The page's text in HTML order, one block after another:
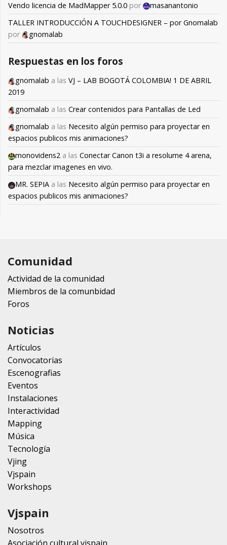
Vendo licencia de MadMapper 5.0.0 por
masanantonio
TALLER INTRODUCCIÓN A TOUCHDESIGNER – por Gnomalab
por
gnomalab
Respuestas en los foros
gnomalab a las VJ – LAB BOGOTÁ COLOMBIA! 1 DE ABRIL
2019
gnomalab a las Crear contenidos para Pantallas de Led
gnomalab a las Necesito algún permiso para proyectar en
espacios publicos mis animaciones?
monovidens2 a las Conectar Canon t3i a resolume 4 arena,
para mezclar imagenes en vivo.
MR. SEPIA a las Necesito algún permiso para proyectar en
espacios publicos mis animaciones?
Comunidad
Actividad de la comunidad
Miembros de la comunbidad
Foros
Noticias
Artículos
Convocatorias
Escenografias
Eventos
Instalaciones
Interactividad
Mapping
Música
Tecnología
Vjing
Vjspain
Workshops
Vjspain
Nosotros